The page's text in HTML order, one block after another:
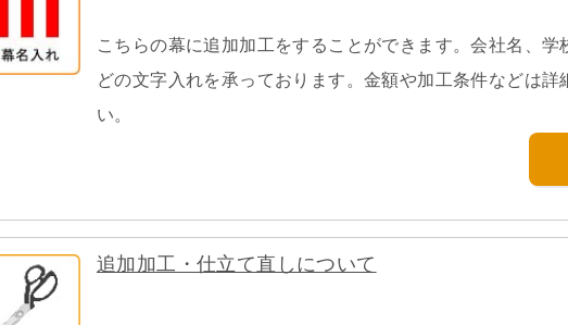
こちらの幕に追加加工をすることができます。会社名、学
どの文字入れを承っております。金額や加工条件などは詳
い。
追加加工・仕立て直しについて